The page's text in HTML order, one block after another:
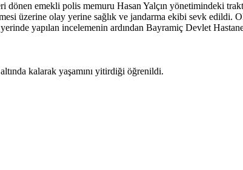
dönen emekli polis memuru Hasan Yalçın yönetimindeki
üzerine olay yerine sağlık ve jandarma ekibi sevk edildi.
yapılan incelemenin ardından Bayramiç Devlet
kalarak yaşamını yitirdiği öğrenildi.